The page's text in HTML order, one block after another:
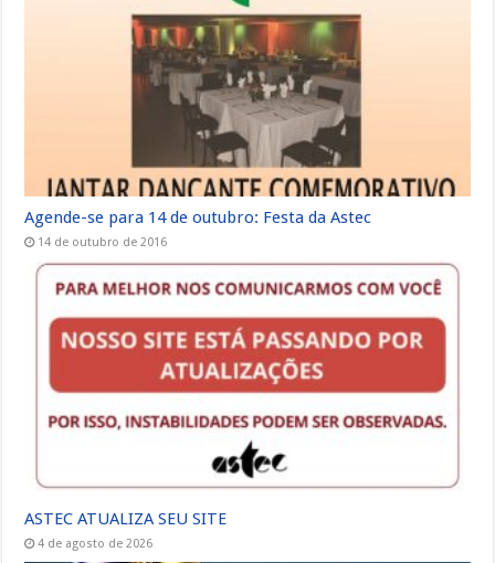
Agende-se para 14 de outubro: Festa da Astec
14 de outubro de 2016
ASTEC ATUALIZA SEU SITE
4 de agosto de 2026